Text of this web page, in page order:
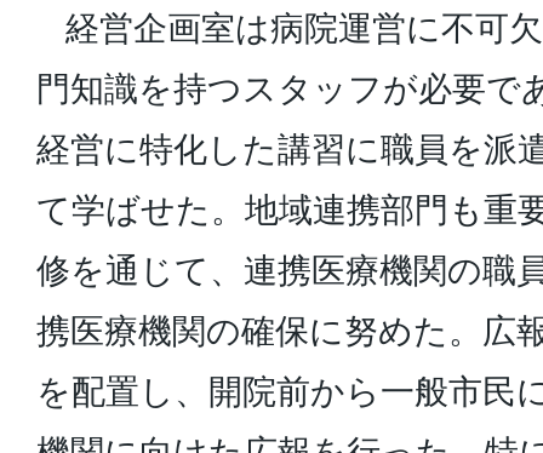
経営企画室は病院運営に不可
門知識を持つスタッフが必要で
経営に特化した講習に職員を派
て学ばせた。地域連携部門も重
修を通じて、連携医療機関の職
携医療機関の確保に努めた。広
を配置し、開院前から一般市民